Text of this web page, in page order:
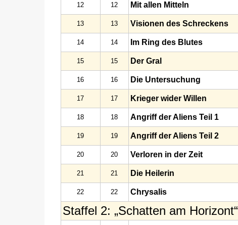
12 12 Mit allen Mitteln
13 13 Visionen des Schreckens
14 14 Im Ring des Blutes
15 15 Der Gral
16 16 Die Untersuchung
17 17 Krieger wider Willen
18 18 Angriff der Aliens Teil 1
19 19 Angriff der Aliens Teil 2
20 20 Verloren in der Zeit
21 21 Die Heilerin
22 22 Chrysalis
Staffel 2: „Schatten am Horizont“